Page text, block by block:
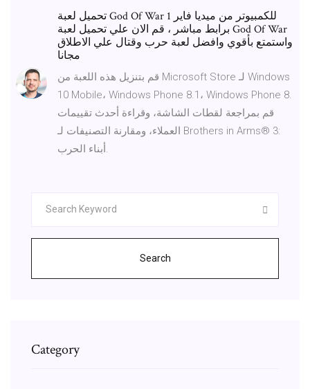
تحميل لعبة God Of War 1 للكمبيوتر من ميديا فاير
برابط مباشر ، قم الان علي تحميل لعبة God Of War
واستمتع بأقوي وافضل لعبة حرب وقتال علي الاطلاق
مجانا
قم بتنزيل هذه اللعبة من Microsoft Store لـ Windows
10 Mobile، Windows Phone 8.1، Windows Phone 8.
قم بمراجعة لقطات الشاشة، وقراءة أحدث تقييمات
العملاء، ومقارنة التصنيفات لـ Brothers in Arms® 3:
أبناء الحرب.
Search
Category